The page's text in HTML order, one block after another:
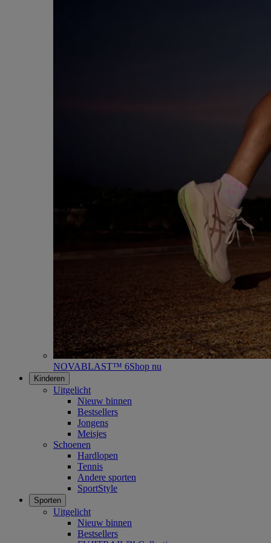
NOVABLAST™ 6Shop nu
Kinderen
Uitgelicht
Nieuw binnen
Bestsellers
Jongens
Meisjes
Schoenen
Hardlopen
Tennis
Andere sporten
SportStyle
Sporten
Uitgelicht
Nieuw binnen
Bestsellers